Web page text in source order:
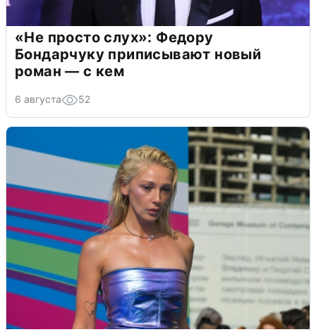
«Не просто слух»: Федору
Бондарчуку приписывают новый
роман — с кем
6 августа 52